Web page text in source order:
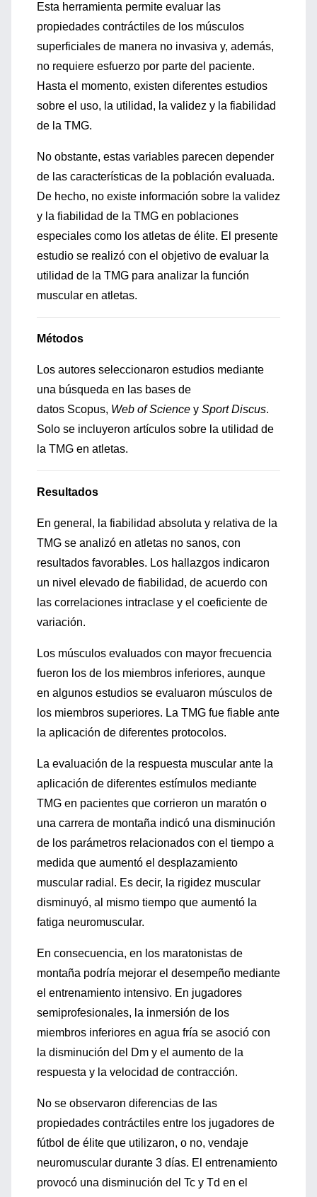
Esta herramienta permite evaluar las
propiedades contráctiles de los músculos
superficiales de manera no invasiva y, además,
no requiere esfuerzo por parte del paciente.
Hasta el momento, existen diferentes estudios
sobre el uso, la utilidad, la validez y la fiabilidad
de la TMG.
No obstante, estas variables parecen depender
de las características de la población evaluada.
De hecho, no existe información sobre la validez
y la fiabilidad de la TMG en poblaciones
especiales como los atletas de élite. El presente
estudio se realizó con el objetivo de evaluar la
utilidad de la TMG para analizar la función
muscular en atletas.
Métodos
Los autores seleccionaron estudios mediante
una búsqueda en las bases de
datos Scopus, Web of Science y Sport Discus.
Solo se incluyeron artículos sobre la utilidad de
la TMG en atletas.
Resultados
En general, la fiabilidad absoluta y relativa de la
TMG se analizó en atletas no sanos, con
resultados favorables. Los hallazgos indicaron
un nivel elevado de fiabilidad, de acuerdo con
las correlaciones intraclase y el coeficiente de
variación.
Los músculos evaluados con mayor frecuencia
fueron los de los miembros inferiores, aunque
en algunos estudios se evaluaron músculos de
los miembros superiores. La TMG fue fiable ante
la aplicación de diferentes protocolos.
La evaluación de la respuesta muscular ante la
aplicación de diferentes estímulos mediante
TMG en pacientes que corrieron un maratón o
una carrera de montaña indicó una disminución
de los parámetros relacionados con el tiempo a
medida que aumentó el desplazamiento
muscular radial. Es decir, la rigidez muscular
disminuyó, al mismo tiempo que aumentó la
fatiga neuromuscular.
En consecuencia, en los maratonistas de
montaña podría mejorar el desempeño mediante
el entrenamiento intensivo. En jugadores
semiprofesionales, la inmersión de los
miembros inferiores en agua fría se asoció con
la disminución del Dm y el aumento de la
respuesta y la velocidad de contracción.
No se observaron diferencias de las
propiedades contráctiles entre los jugadores de
fútbol de élite que utilizaron, o no, vendaje
neuromuscular durante 3 días. El entrenamiento
provocó una disminución del Tc y Td en el